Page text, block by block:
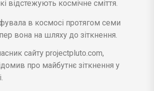
відстежують космічне сміття.
в космосі протягом семи
вона на шляху до зіткнення.
сайту projectpluto.com,
про майбутнє зіткнення у